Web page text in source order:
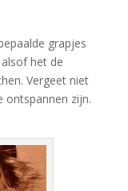
grapjes
het de
Vergeet niet
ontspannen zijn.